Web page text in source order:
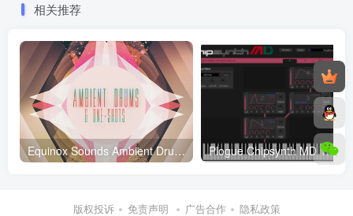
相关推荐
Equinox Sounds Ambient Drums One Shots 电子合成打击乐素材
版权投诉 免责声明 广告合作 隐私政策